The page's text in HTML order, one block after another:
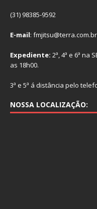
(31) 98385-9592
E-mail:
Expediente: 2ª, 4ª e 6ª na
as 18h00.
3ª e 5ª á distância pelo
NOSSA LOCALIZAÇÃO: